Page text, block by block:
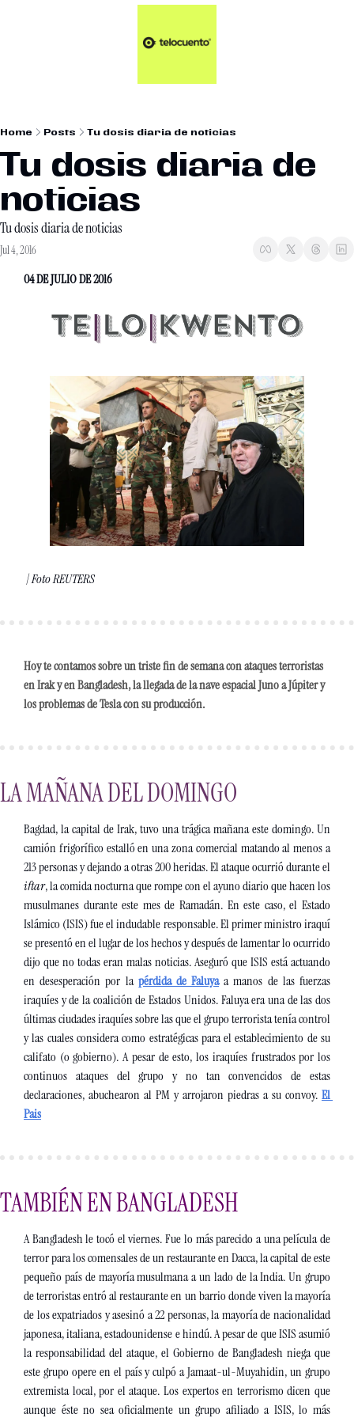
Artículos 📑
Plus 💎
Entretenimiento🥤
Home Posts Tu dosis diaria de noticias
Tu dosis diaria de
noticias
Tu dosis diaria de noticias
Jul 4, 2016
04 DE JULIO DE 2016
| Foto REUTERS
Hoy te contamos sobre un triste fin de semana con ataques terroristas
en Irak y en Bangladesh, la llegada de la nave espacial Juno a Júpiter y
los problemas de Tesla con su producción.
LA MAÑANA DEL DOMINGO
Bagdad, la capital de Irak, tuvo una trágica mañana este domingo. Un
camión frigorífico estalló en una zona comercial matando al menos a
iftar, la comida nocturna que rompe con el ayuno diario que hacen los
musulmanes durante este mes de Ramadán. En este caso, el Estado
Islámico (ISIS) fue el indudable responsable. El primer ministro iraquí
se presentó en el lugar de los hechos y después de lamentar lo ocurrido
dijo que no todas eran malas noticias. Aseguró que ISIS está actuando
en desesperación por la pérdida de Faluya a manos de las fuerzas
iraquíes y de la coalición de Estados Unidos. Faluya era una de las dos
últimas ciudades iraquíes sobre las que el grupo terrorista tenía control
y las cuales considera como estratégicas para el establecimiento de su
califato (o gobierno). A pesar de esto, los iraquíes frustrados por los
continuos ataques del grupo y no tan convencidos de estas
declaraciones, abuchearon al PM y arrojaron piedras a su convoy. El
Pais
TAMBIÉN EN BANGLADESH
A Bangladesh le tocó el viernes. Fue lo más parecido a una película de
terror para los comensales de un restaurante en Dacca, la capital de este
pequeño país de mayoría musulmana a un lado de la India. Un grupo
de terroristas entró al restaurante en un barrio donde viven la mayoría
de los expatriados y asesinó a 22 personas, la mayoría de nacionalidad
japonesa, italiana, estadounidense e hindú. A pesar de que ISIS asumió
la responsabilidad del ataque, el Gobierno de Bangladesh niega que
este grupo opere en el país y culpó a Jamaat-ul-Muyahidin, un grupo
extremista local, por el ataque. Los expertos en terrorismo dicen que
aunque éste no sea oficialmente un grupo afiliado a ISIS, lo más